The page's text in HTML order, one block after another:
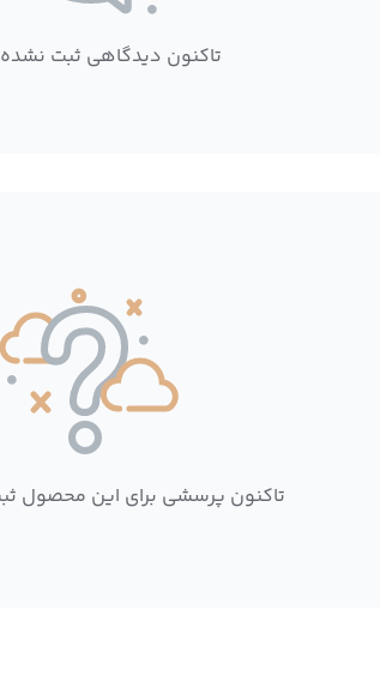
تاکنون دیدگاهی ثبت
تاکنون پرسشی برای این محصول